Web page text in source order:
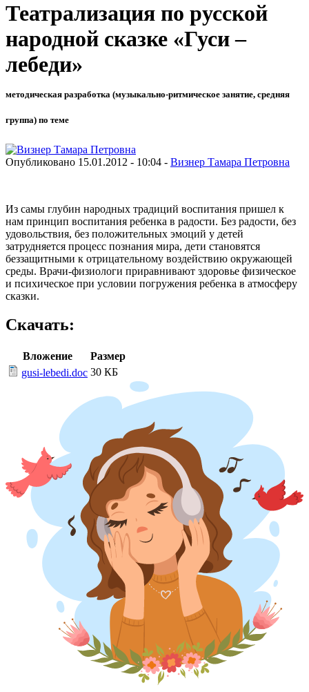
Театрализация по русской
народной сказке «Гуси –
лебеди»
методическая разработка (музыкально-ритмическое занятие, средняя
группа) по теме
Опубликовано 15.01.2012 - 10:04 - Визнер Тамара Петровна
Из самы глубин народных традиций воспитания пришел к
нам принцип воспитания ребенка в радости. Без радости, без
удовольствия, без положительных эмоций у детей
затрудняется процесс познания мира, дети становятся
беззащитными к отрицательному воздействию окружающей
среды. Врачи-физиологи приравнивают здоровье физическое
и психическое при условии погружения ребенка в атмосферу
сказки.
Скачать:
Вложение
Размер
gusi-lebedi.doc 30 КБ